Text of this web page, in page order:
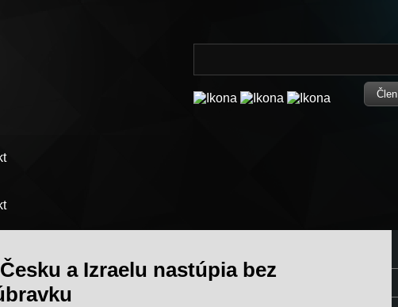
Člen
a Izraelu nastúpia bez